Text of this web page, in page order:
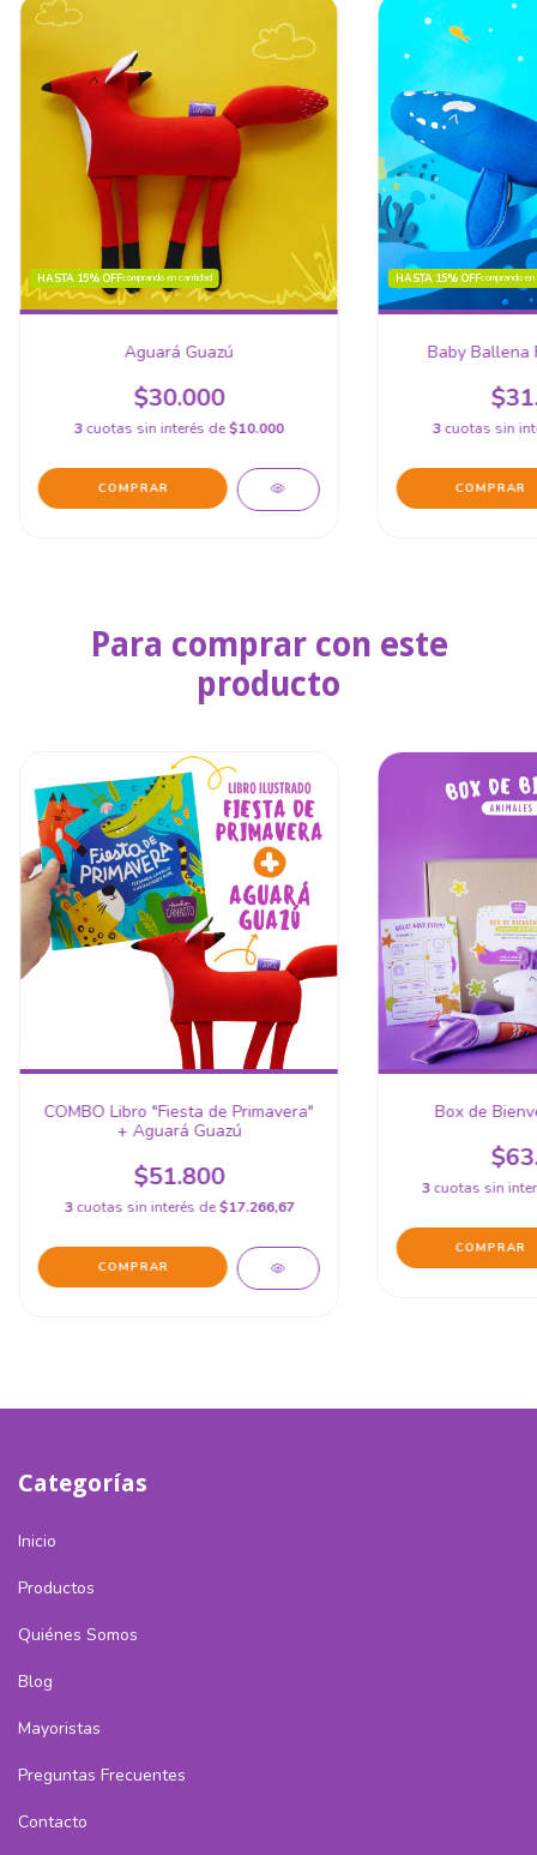
HASTA 15% OFFcomprando en cantidad
Aguará Guazú
$30.000
3cuotas sin interés de$10.000
HASTA 15% OFFcomprando
Baby Ballena
3 cuotas sin
Para comprar con este
producto
COMBO Libro "Fiesta de Primavera"
+ Aguará Guazú
$51.800
3 cuotas sin interés de$17.266,67
Box de
3cuotas sin
Categorías
Inicio
Productos
Quiénes Somos
Blog
Mayoristas
Preguntas Frecuentes
Contacto